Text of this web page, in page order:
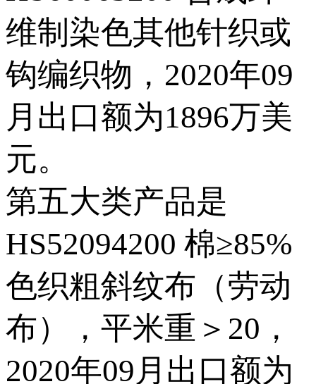
维制染色其他针织或
钩编织物，2020年09
月出口额为1896万美
元。
第五大类产品是
HS52094200 棉≥85%
色织粗斜纹布（劳动
布），平米重＞20，
2020年09月出口额为